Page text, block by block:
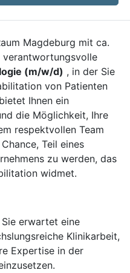
Magdeburg mit ca.
(m/w/d) , in der Sie
von Patienten
Ihnen ein
die Möglichkeit, Ihre
respektvollen Team
Teil eines
zu werden, das
widmet.
Sie erwartet eine
Klinikarbeit,
Expertise in der